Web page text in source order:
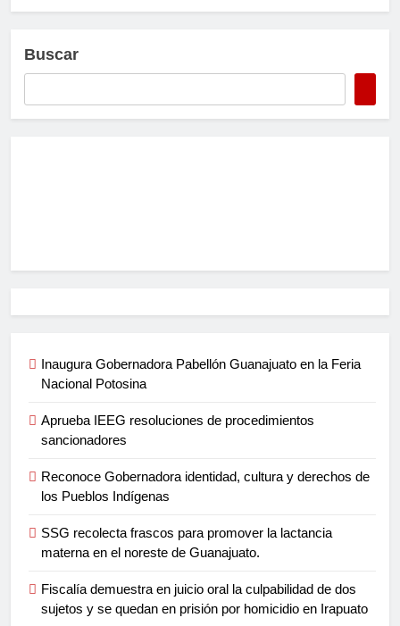
Buscar
Inaugura Gobernadora Pabellón Guanajuato en la Feria
Nacional Potosina
Aprueba IEEG resoluciones de procedimientos
sancionadores
Reconoce Gobernadora identidad, cultura y derechos de
los Pueblos Indígenas
SSG recolecta frascos para promover la lactancia
materna en el noreste de Guanajuato.
Fiscalía demuestra en juicio oral la culpabilidad de dos
sujetos y se quedan en prisión por homicidio en Irapuato